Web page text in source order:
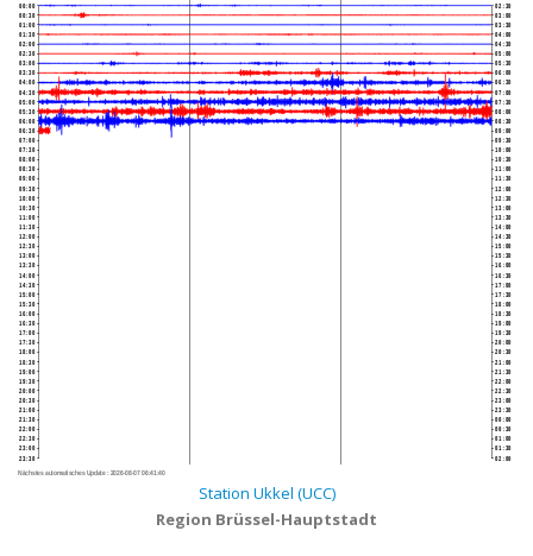
00:00
00:30
01:00
01:30
02:00
02:30
03:00
03:30
04:00
04:30
05:00
05:30
06:00
06:30
07:00
07:30
08:00
08:30
09:00
09:30
10:00
10:30
11:00
11:30
12:00
12:30
13:00
13:30
14:00
14:30
15:00
15:30
16:00
16:30
17:00
17:30
18:00
18:30
19:00
19:30
20:00
20:30
21:00
21:30
22:00
22:30
23:00
23:30
02:30
03:00
03:30
04:00
04:30
05:00
05:30
06:00
06:30
07:00
07:30
08:00
08:30
09:00
09:30
10:00
10:30
11:00
11:30
12:00
12:30
13:00
13:30
14:00
14:30
15:00
15:30
16:00
16:30
17:00
17:30
18:00
18:30
19:00
19:30
20:00
20:30
21:00
21:30
22:00
22:30
23:00
23:30
00:00
00:30
01:00
01:30
02:00
Nächstes automatisches Update : 2026-08-07 06:41:40
Station Ukkel (UCC)
Region Brüssel-Hauptstadt